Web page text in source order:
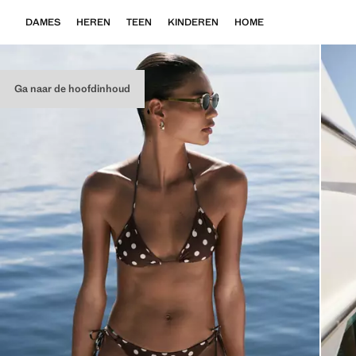
Ga naar de hoofdinhoud
DAMES HEREN TEEN KINDEREN HOME